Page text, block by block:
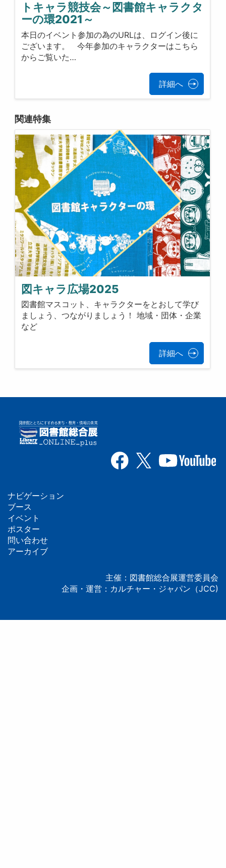
トキャラ競技会～図書館キャラクタ
ーの環2021～
本日のイベント参加の為のURLは、ログイン後に
ございます。 今年参加のキャラクターはこちら
からご覧いた…
詳細へ
関連特集
図キャラ広場2025
図書館マスコット、キャラクターをとおして学び
ましょう、つながりましょう！ 地域・団体・企業
など
詳細へ
フ
ッ
タ
ナビゲーション
ブース
イベント
ポスター
問い合わせ
アーカイブ
主催：図書館総合展運営委員会
企画・運営：カルチャー・ジャパン（JCC)